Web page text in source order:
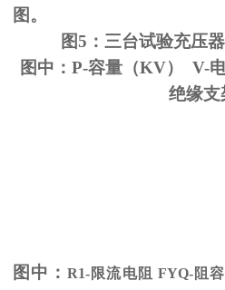
图。
图5：三台试验充压
图中：P-容量（KV） V-
绝缘支
图中：R1-限流电阻 FYQ-阻